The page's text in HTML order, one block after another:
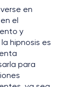
en
el
y
hipnosis es
para